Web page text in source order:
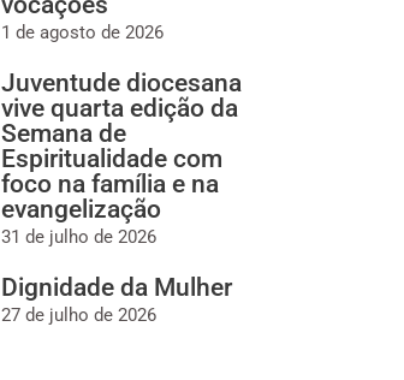
1 de agosto de 2026
Juventude diocesana
vive quarta edição da
Semana de
Espiritualidade com
foco na família e na
evangelização
31 de julho de 2026
Dignidade da Mulher
27 de julho de 2026